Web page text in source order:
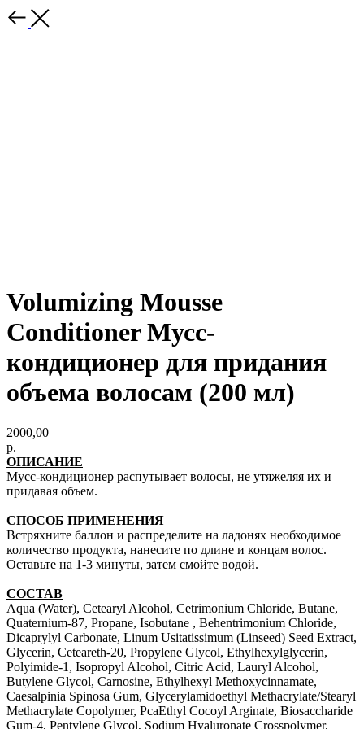
Volumizing Mousse
Conditioner Мусс-
кондиционер для придания
объема волосам (200 мл)
2000,00
р.
ОПИСАНИЕ
Мусс-кондиционер распутывает волосы, не утяжеляя их и
придавая объем.
СПОСОБ ПРИМЕНЕНИЯ
Встряхните баллон и распределите на ладонях необходимое
количество продукта, нанесите по длине и концам волос.
Оставьте на 1-3 минуты, затем смойте водой.
СОСТАВ
Aqua (Water), Cetearyl Alcohol, Cetrimonium Chloride, Butane,
Quaternium-87, Propane, Isobutane , Behentrimonium Chloride,
Dicaprylyl Carbonate, Linum Usitatissimum (Linseed) Seed Extract,
Glycerin, Ceteareth-20, Propylene Glycol, Ethylhexylglycerin,
Polyimide-1, Isopropyl Alcohol, Citric Acid, Lauryl Alcohol,
Butylene Glycol, Carnosine, Ethylhexyl Methoxycinnamate,
Caesalpinia Spinosa Gum, Glycerylamidoethyl Methacrylate/Stearyl
Methacrylate Copolymer, PcaEthyl Cocoyl Arginate, Biosaccharide
Gum-4, Pentylene Glycol, Sodium Hyaluronate Crosspolymer,